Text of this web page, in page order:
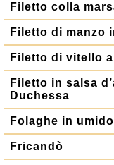
Filetto colla
Filetto di manzo
Filetto di vitello
Filetto in salsa
Duchessa
Folaghe in umido
Fricandò